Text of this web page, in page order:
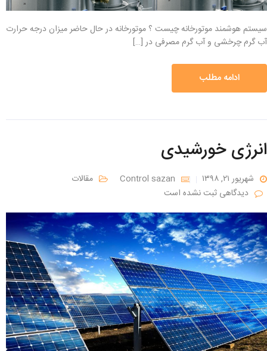
سیستم هوشمند موتورخانه چیست ؟ موتورخانه در حال حاضر میزان درجه حرارت
آب گرم چرخشی و آب گرم مصرفی در […]
ادامه مطلب
انرژی خورشیدی
شهریور ۲۱, ۱۳۹۸ Control sazan
مقالات
دیدگاهی ثبت نشده است